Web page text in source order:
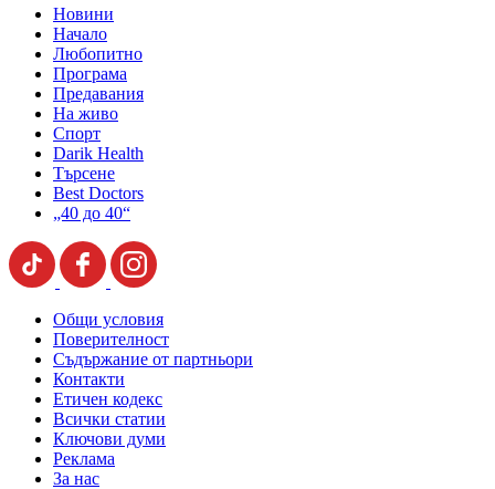
Новини
Начало
Любопитно
Програма
Предавания
На живо
Спорт
Darik Health
Търсене
Best Doctors
„40 до 40“
Общи условия
Поверителност
Съдържание от партньори
Контакти
Етичен кодекс
Всички статии
Ключови думи
Реклама
За нас